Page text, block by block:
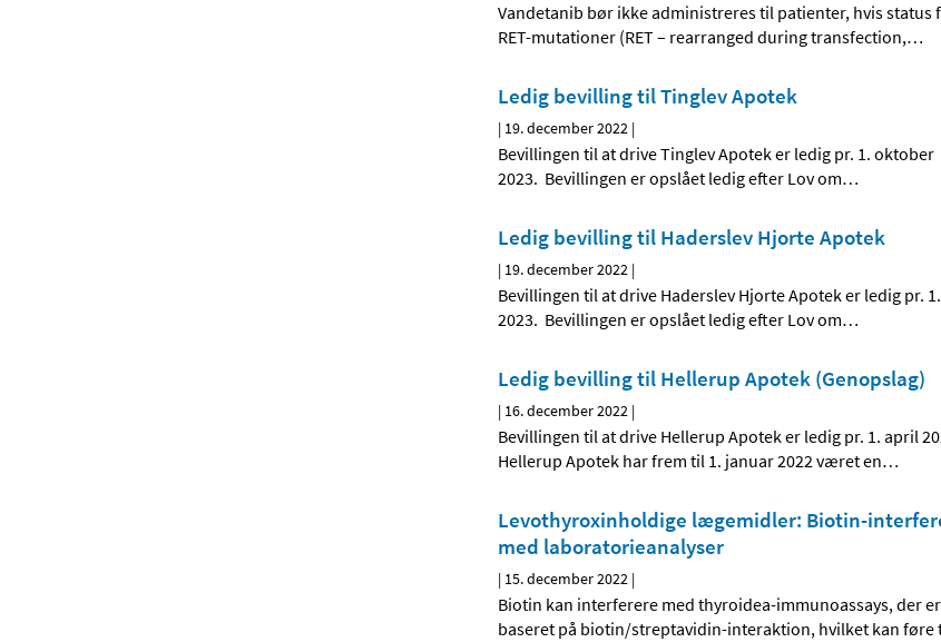
Vandetanib bør ikke administreres til patienter, hvis status
RET-mutationer (RET – rearranged during transfection,…
Ledig bevilling til Tinglev Apotek
| 19. december 2022 |
Bevillingen til at drive Tinglev Apotek er ledig pr. 1. oktober
2023. Bevillingen er opslået ledig efter Lov om…
Ledig bevilling til Haderslev Hjorte Apotek
| 19. december 2022 |
Bevillingen til at drive Haderslev Hjorte Apotek er ledig pr.
2023. Bevillingen er opslået ledig efter Lov om…
Ledig bevilling til Hellerup Apotek (Genopslag)
| 16. december 2022 |
Bevillingen til at drive Hellerup Apotek er ledig pr. 1. april
Hellerup Apotek har frem til 1. januar 2022 været en…
Levothyroxinholdige lægemidler: Biotin-
med laboratorieanalyser
| 15. december 2022 |
Biotin kan interferere med thyroidea-immunoassays, der er
baseret på biotin/streptavidin-interaktion, hvilket kan føre